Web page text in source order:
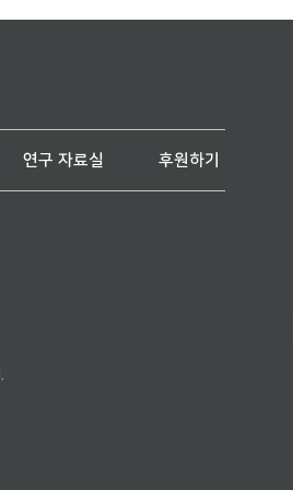
연구 자료실 후원하기